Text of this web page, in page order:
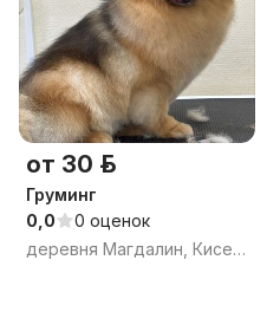
от 30 р.
Груминг
0,0
0 оценок
деревня Магдалин, Киселевецкий сельсовет, Кобринский район, Брестская область